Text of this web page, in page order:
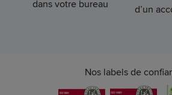
dans votre bureau
d’un
Nos labels de